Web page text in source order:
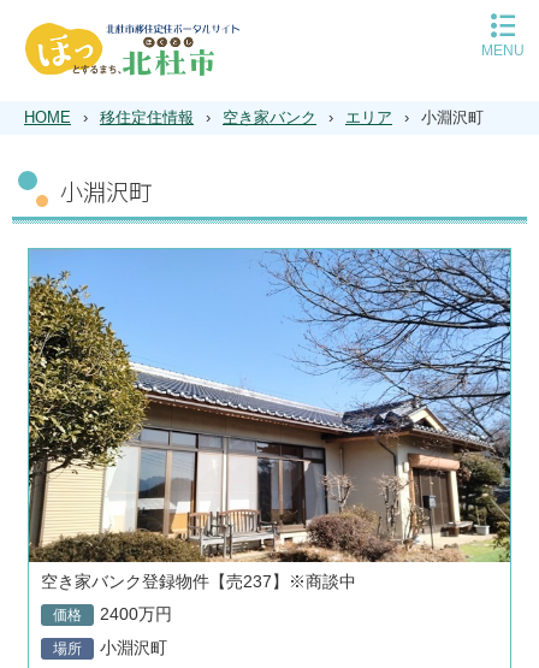
MENU
平日の移住相談予約
北杜市について
子育て
住まい
空き家バンク
仕事
遊ぶ
インタビュー
Q＆A
HOME › 移住定住情報 › 空き家バンク › エリア › 小淵沢町
小淵沢町
空き家バンク登録物件【売237】※商談中
価格 2400万円
場所 小淵沢町